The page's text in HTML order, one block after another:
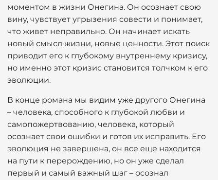
моментом в жизни Онегина. Он осознает свою
вину, чувствует угрызения совести и понимает,
что живет неправильно. Он начинает искать
новый смысл жизни, новые ценности. Этот поиск
приводит его к глубокому внутреннему кризису,
но именно этот кризис становится толчком к его
эволюции.
В конце романа мы видим уже другого Онегина
– человека, способного к глубокой любви и
самопожертвованию, человека, который
осознает свои ошибки и готов их исправить. Его
эволюция не завершена, он все еще находится
на пути к перерождению, но он уже сделал
первый и самый важный шаг – осознал